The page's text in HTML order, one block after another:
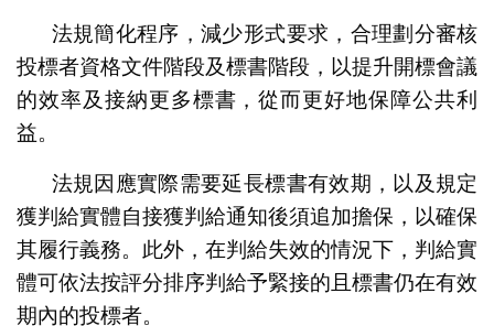
法規簡化程序，減少形式要求，合理劃分審核
投標者資格文件階段及標書階段，以提升開標會議
的效率及接納更多標書，從而更好地保障公共利
益。
法規因應實際需要延長標書有效期，以及規定
獲判給實體自接獲判給通知後須追加擔保，以確保
其履行義務。此外，在判給失效的情況下，判給實
體可依法按評分排序判給予緊接的且標書仍在有效
期內的投標者。